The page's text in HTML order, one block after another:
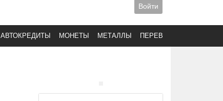
Войти
АВТОКРЕДИТЫ МОНЕТЫ МЕТАЛЛЫ ПЕРЕВОДЫ